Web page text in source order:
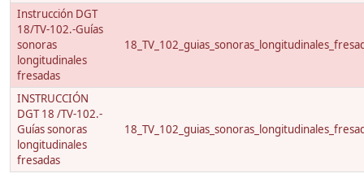
Instrucción DGT
18/TV-102.-Guías
sonoras
longitudinales
fresadas
INSTRUCCIÓN
DGT 18 /TV-102.-
Guías sonoras
longitudinales
fresadas